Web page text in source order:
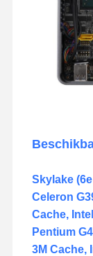
Skylake
Celeron
Cache,
Pentium
3M Cache,